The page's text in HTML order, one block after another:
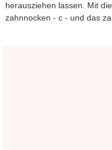
herausziehen lassen. Mit
zahnnocken - c - und das